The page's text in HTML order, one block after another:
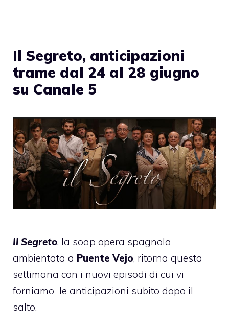
Il Segreto, anticipazioni
trame dal 24 al 28 giugno
su Canale 5
Il Segreto, la soap opera spagnola
ambientata a Puente Vejo, ritorna questa
settimana con i nuovi episodi di cui vi
forniamo le anticipazioni subito dopo il
salto.